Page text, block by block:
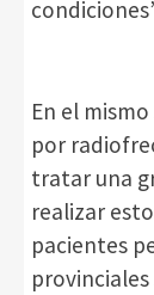
En el
por
tratar una
realizar
pacientes